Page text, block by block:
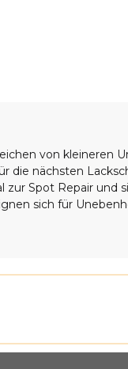
von kleineren
die nächsten
zur Spot Repair und
sich für